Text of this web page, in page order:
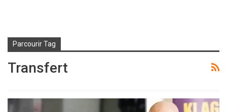
Parcourir Tag
Transfert